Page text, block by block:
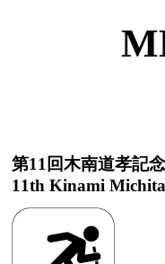
第11回木南道孝記
11th Kinami